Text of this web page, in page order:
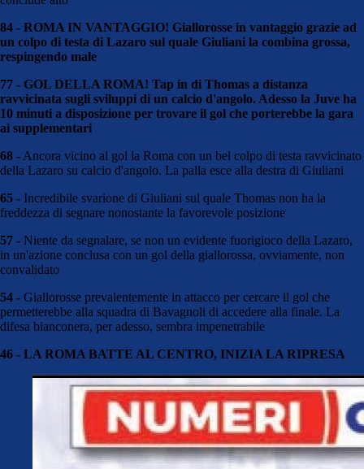
84 - ROMA IN VANTAGGIO! Giallorosse in vantaggio grazie ad
un colpo di testa di Lazaro sul quale Giuliani la combina grossa,
respingendo male
77 - GOL DELLA ROMA! Tap in di Thomas a distanza
ravvicinata sugli sviluppi di un calcio d'angolo. Adesso la Juve ha
10 minuti a disposizione per trovare il gol che porterebbe la gara
ai supplementari
68 - Ancora vicino al gol la Roma con un bel colpo di testa ravvicinato
della Lazaro su calcio d'angolo. La palla esce alla destra di Giuliani
65 - Incredibile svarione di Giuliani sul quale Thomas non ha la
freddezza di segnare nonostante la favorevole posizione
57 - Niente da segnalare, se non un evidente fuorigioco della Lazaro,
in un'azione conclusa con un gol della giallorossa, ovviamente, non
convalidato
54 - Giallorosse prevalentemente in attacco per cercare il gol che
permetterebbe alla squadra di Bavagnoli di accedere alla finale. La
difesa bianconera, per adesso, sembra impenetrabile
46 - LA ROMA BATTE AL CENTRO, INIZIA LA RIPRESA